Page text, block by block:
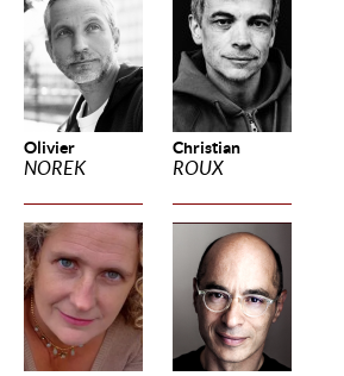
Olivier
NOREK
Christian
ROUX